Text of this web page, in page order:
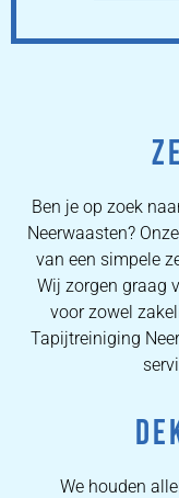
Ben je op zoek
Neerwaasten?
van een simpele
Wij zorgen graag
voor zowel
Tapijtreiniging
We houden